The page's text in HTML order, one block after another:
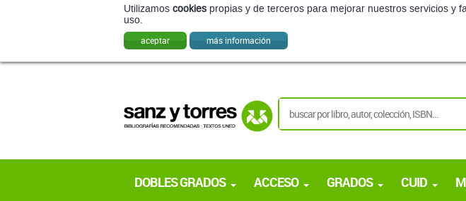
Utilizamos cookies propias y de terceros para mejorar nuestros servicios y
uso.
aceptar más información
DOBLES GRADOS ACCESO GRADOS CUID